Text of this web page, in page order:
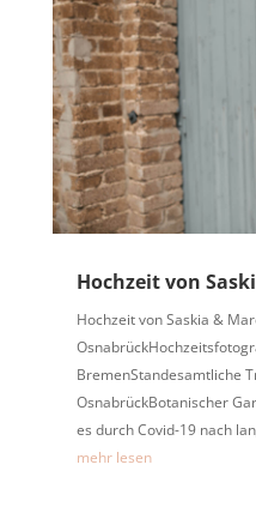
Hochzeit von
Hochzeit von Saskia &
BremenStandesamtliche
OsnabrückBotanischer
es durch Covid-19 nach
mehr lesen